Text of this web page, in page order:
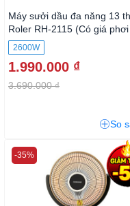
Máy sưởi dầu đa năng 13
Roler RH-2115 (Có giá
hộp nước tạo ẩm)
2600W
1.990.000 ₫
3.690.000 ₫
So
-35%